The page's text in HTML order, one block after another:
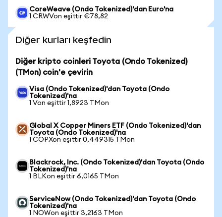
CoreWeave (Ondo Tokenized)'dan Euro'na
1 CRWVon eşittir €78,82
Diğer kurları keşfedin
Diğer kripto coinleri Toyota (Ondo Tokenized)
(TMon) coin'e çevirin
Visa (Ondo Tokenized)'dan Toyota (Ondo
Tokenized)'na
1 Von eşittir 1,8923 TMon
Global X Copper Miners ETF (Ondo Tokenized)'dan
Toyota (Ondo Tokenized)'na
1 COPXon eşittir 0,449315 TMon
Blackrock, Inc. (Ondo Tokenized)'dan Toyota (Ondo
Tokenized)'na
1 BLKon eşittir 6,0165 TMon
ServiceNow (Ondo Tokenized)'dan Toyota (Ondo
Tokenized)'na
1 NOWon eşittir 3,2163 TMon